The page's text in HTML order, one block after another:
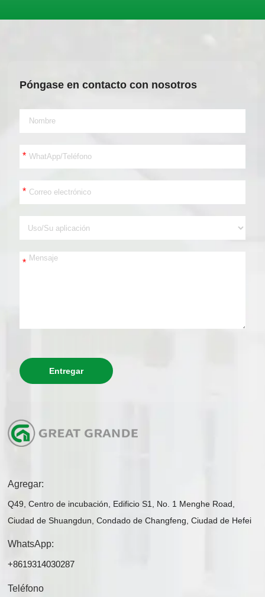
Póngase en contacto con nosotros
*
*
*
Entregar
Agregar:
Q49, Centro de incubación, Edificio S1, No. 1 Menghe Road,
Ciudad de Shuangdun, Condado de Changfeng, Ciudad de Hefei
WhatsApp:
+8619314030287
Teléfono